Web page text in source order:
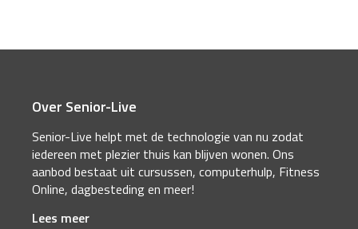
Over Senior-Live
Senior-Live helpt met de technologie van nu zodat
iedereen met plezier thuis kan blijven wonen. Ons
aanbod bestaat uit cursussen, computerhulp, Fitness
Online, dagbesteding en meer!
Lees meer